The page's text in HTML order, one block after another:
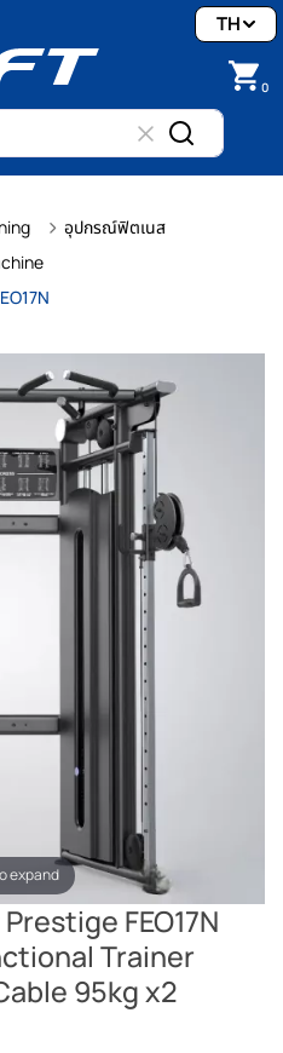
0
TH
อุปกรณ์ฟิตเนส
expand
FEO17N
Trainer
95kg x2